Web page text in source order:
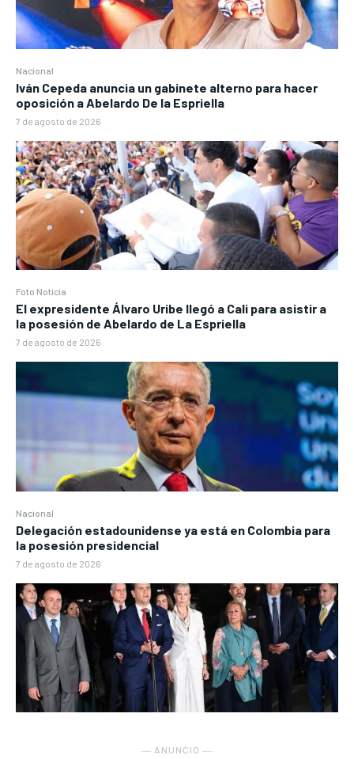
Nacional
Iván Cepeda anuncia un gabinete alterno para hacer
oposición a Abelardo De la Espriella
7 de agosto de 2026
Foto Noticia
El expresidente Álvaro Uribe llegó a Cali para asistir a
la posesión de Abelardo de La Espriella
7 de agosto de 2026
Nacional
Delegación estadounidense ya está en Colombia para
la posesión presidencial
7 de agosto de 2026
― ANUNCIO ―